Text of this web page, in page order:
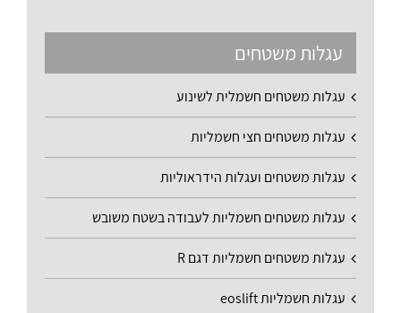
עגלות משטחים
עגלות משטחים חשמלית לשינוע
עגלות משטחים חצי חשמליות
עגלות משטחים ועגלות הידראוליות
עגלות משטחים חשמליות לעבודה בשטח משובש
עגלות משטחים חשמליות דגם R
עגלות חשמליות eoslift